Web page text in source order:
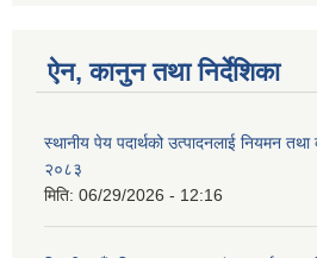
ऐन, कानुन तथा निर्देशिका
स्थानीय पेय पदार्थको उत्पादनलाई नियमन
२०८३
मिति: 06/29/2026 - 12:16